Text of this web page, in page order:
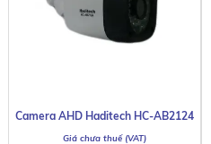
Camera AHD Haditech HC-AB2124